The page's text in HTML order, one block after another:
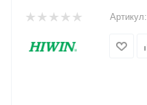
Артикул: